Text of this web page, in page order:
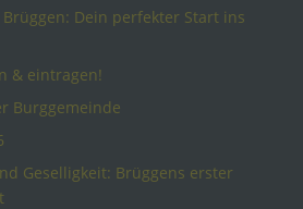
Dein perfekter Start ins
& eintragen!
Burggemeinde
Geselligkeit: Brüggens erster